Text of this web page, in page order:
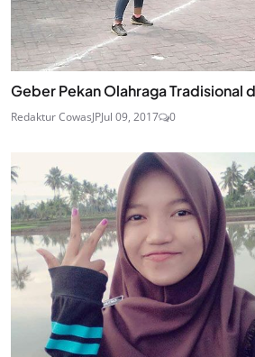
Geber Pekan Olahraga Tradisional
Redaktur CowasJPJul 09, 2017 0